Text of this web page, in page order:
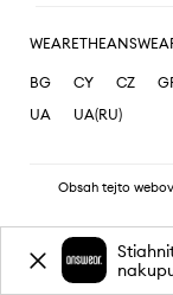
BG CY CZ
UA
UA(RU)
Obsah tejto